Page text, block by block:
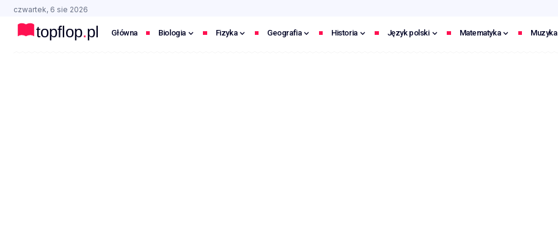
czwartek, 6 sie 2026
Główna Biologia Fizyka Geografia Historia Język polski Matematyka Muzyka